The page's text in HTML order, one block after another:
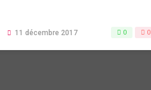
11 décembre 2017 0 0